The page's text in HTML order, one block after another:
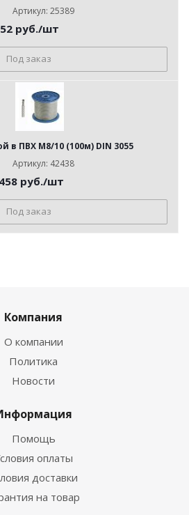
Артикул: 25389
руб./шт
Под заказ
в ПВХ М8/10 (100м) DIN 3055
Артикул: 42438
руб./шт
Под заказ
Компания
О компании
Политика
Новости
Помощь
оплаты
доставки
на товар